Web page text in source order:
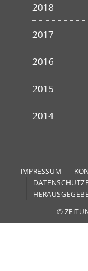
2018
2017
2016
2015
2014
IMPRESSUM
©